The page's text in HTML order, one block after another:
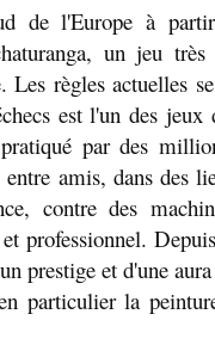
de l'Europe à
un jeu
Les règles actuelles
est l'un des jeux
par des
amis, dans des
contre des
professionnel.
prestige et d'une
particulier la